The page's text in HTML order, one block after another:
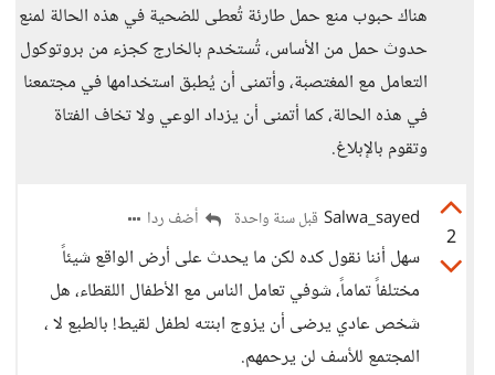
هناك حبوب منع حمل طارئة تُعطى للضحية في هذه الحالة لمنع
حدوث حمل من الأساس، تُستخدم بالخارج كجزء من بروتوكول
التعامل مع المغتصبة، وأتمنى أن يُطبق استخدامها في مجتمعنا
في هذه الحالة، كما أتمنى أن يزداد الوعي ولا تخاف الفتاة
وتقوم بالإبلاغ.
2
Salwa_sayed قبل سنة واحدة أضف ردا
سهل أننا نقول كده لكن ما يحدث على أرض الواقع شيئاً
مختلفاً تماماً، شوفي تعامل الناس مع الأطفال اللقطاء، هل
شخص عادي يرضى أن يزوج ابنته لطفل لقيط! بالطبع لا ،
المجتمع للأسف لن يرحمهم.